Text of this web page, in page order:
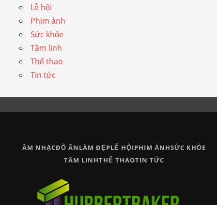
Lễ hội
Phim ảnh
Sức khỏe
Tâm linh
Thể thao
Tin tức
ÂM NHẠCĐỒ ĂNLÀM ĐẸPLỄ HỘIPHIM ẢNHSỨC KHỎE
TÂM LINHTHỂ THAOTIN TỨC